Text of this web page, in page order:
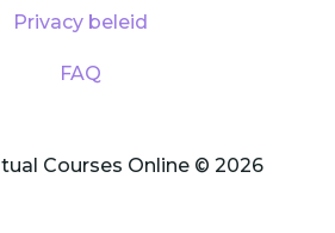
Privacy beleid
FAQ
Courses Online © 2026